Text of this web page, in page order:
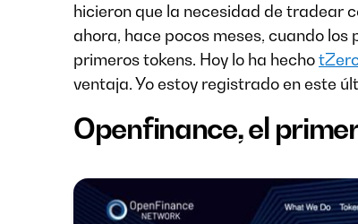
hicieron que la necesidad de tradear
ahora, hace pocos meses, cuando
primeros tokens. Hoy lo ha hecho
ventaja. Yo estoy registrado en este
Openfinance, el